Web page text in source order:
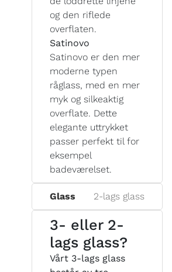
og den riflede
overflaten.
Satinovo
Satinovo er den mer
moderne typen
råglass, med en mer
myk og silkeaktig
overflate. Dette
elegante uttrykket
passer perfekt til for
eksempel
badeværelset.
Glass 2-lags glass
3- eller 2-
lags glass?
Vårt 3-lags glass